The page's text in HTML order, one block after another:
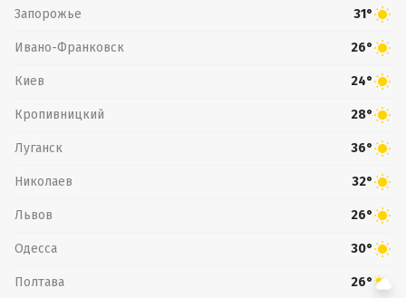
Запорожье 31°
Ивано-Франковск 26°
Киев 24°
Кропивницкий 28°
Луганск 36°
Николаев 32°
Львов 26°
Одесса 30°
Полтава 26°